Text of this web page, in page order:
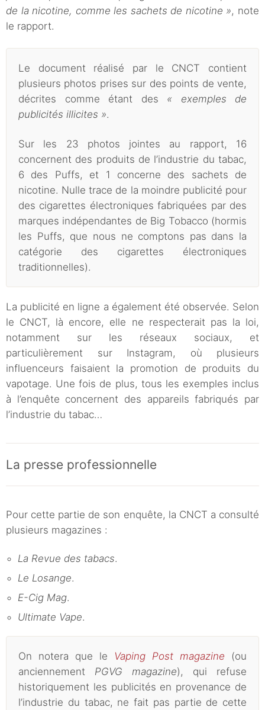
de la nicotine, comme les sachets de nicotine », note
le rapport.
Le document réalisé par le CNCT contient
plusieurs photos prises sur des points de vente,
décrites comme étant des « exemples de
publicités illicites ».
Sur les 23 photos jointes au rapport, 16
concernent des produits de l’industrie du tabac,
6 des Puffs, et 1 concerne des sachets de
nicotine. Nulle trace de la moindre publicité pour
des cigarettes électroniques fabriquées par des
marques indépendantes de Big Tobacco (hormis
les Puffs, que nous ne comptons pas dans la
catégorie des cigarettes électroniques
traditionnelles).
La publicité en ligne a également été observée. Selon
le CNCT, là encore, elle ne respecterait pas la loi,
notamment sur les réseaux sociaux, et
particulièrement sur Instagram, où plusieurs
influenceurs faisaient la promotion de produits du
vapotage. Une fois de plus, tous les exemples inclus
à l’enquête concernent des appareils fabriqués par
l’industrie du tabac…
La presse professionnelle
Pour cette partie de son enquête, la CNCT a consulté
plusieurs magazines :
La Revue des tabacs.
Le Losange.
E-Cig Mag.
Ultimate Vape.
On notera que le Vaping Post magazine (ou
anciennement PGVG magazine), qui refuse
historiquement les publicités en provenance de
l’industrie du tabac, ne fait pas partie de cette